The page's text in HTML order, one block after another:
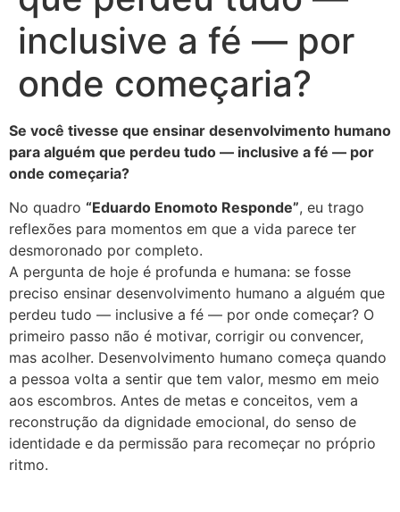
inclusive a fé — por
onde começaria?
Se você tivesse que ensinar desenvolvimento humano
para alguém que perdeu tudo — inclusive a fé — por
onde começaria?
No quadro “Eduardo Enomoto Responde”, eu trago
reflexões para momentos em que a vida parece ter
desmoronado por completo.
A pergunta de hoje é profunda e humana: se fosse
preciso ensinar desenvolvimento humano a alguém que
perdeu tudo — inclusive a fé — por onde começar? O
primeiro passo não é motivar, corrigir ou convencer,
mas acolher. Desenvolvimento humano começa quando
a pessoa volta a sentir que tem valor, mesmo em meio
aos escombros. Antes de metas e conceitos, vem a
reconstrução da dignidade emocional, do senso de
identidade e da permissão para recomeçar no próprio
ritmo.